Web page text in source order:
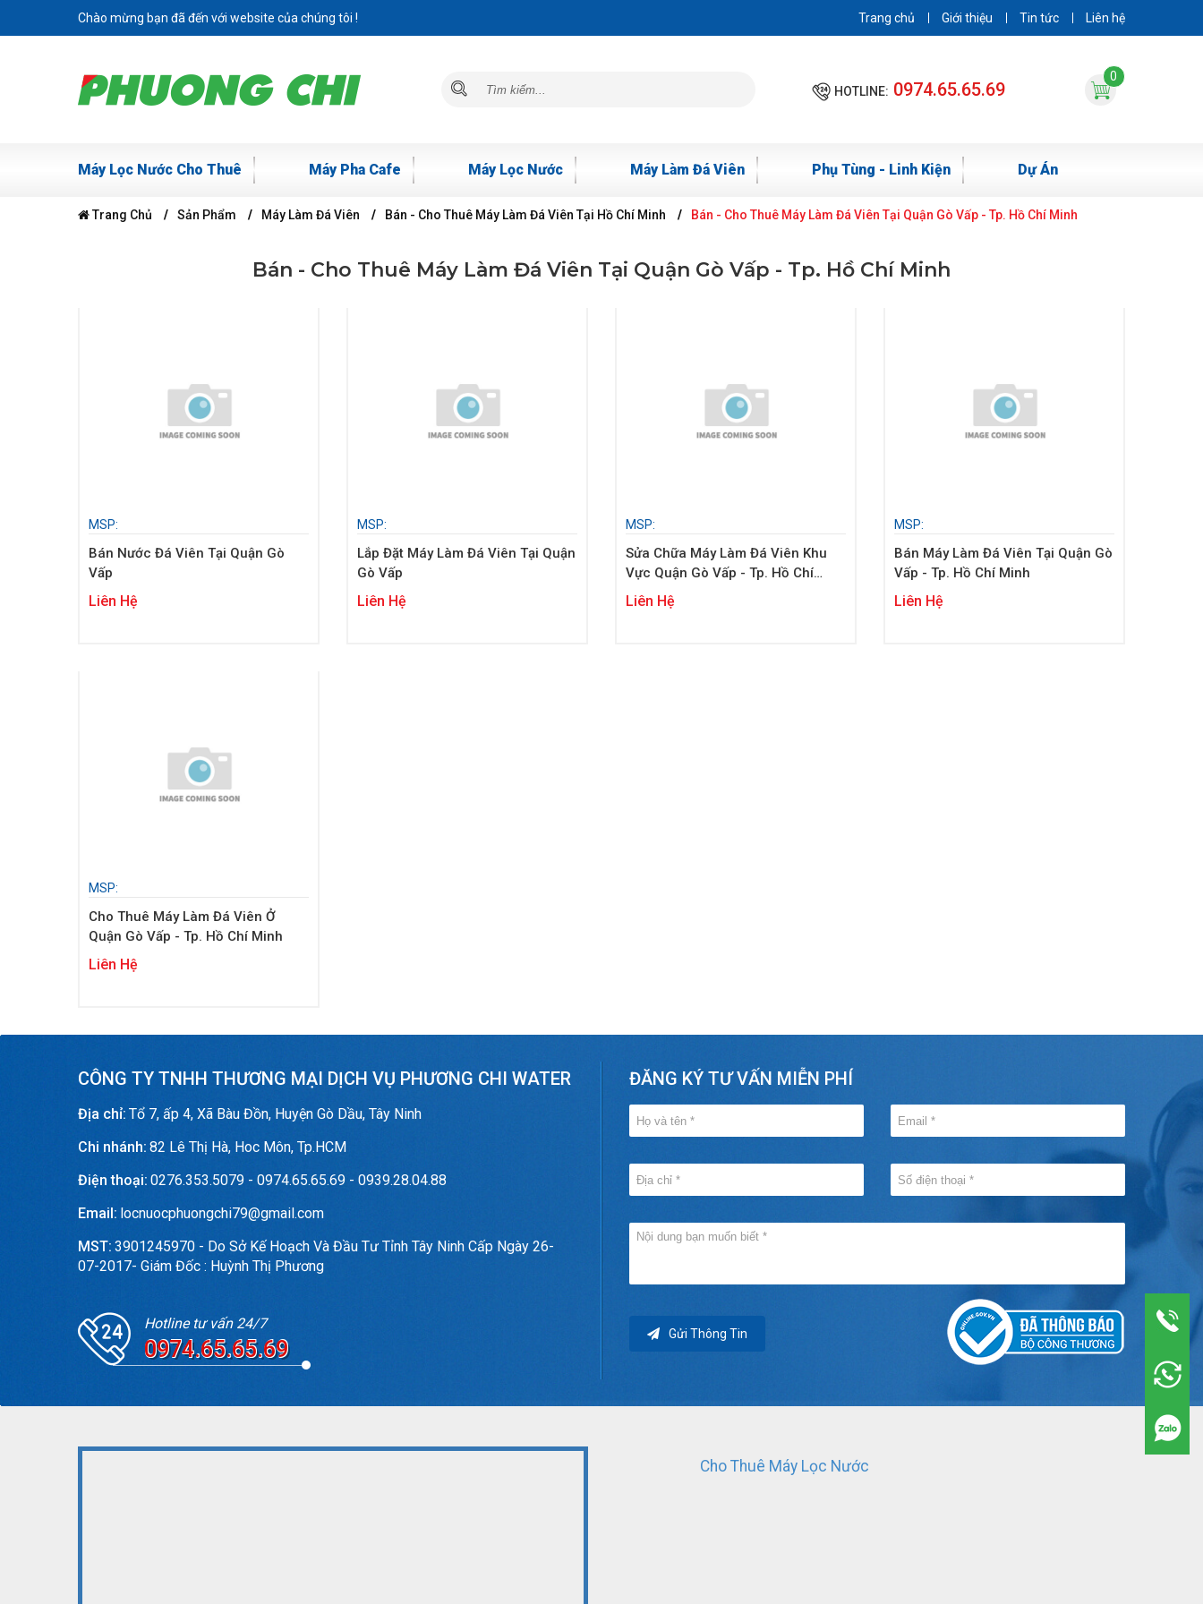
Chào mừng bạn đã đến với website của chúng tôi ! Trang chủ Giới thiệu Tin tức Liên hệ
HOTLINE: 0974.65.65.69
0
Máy Lọc Nước Cho Thuê Máy Pha Cafe Máy Lọc Nước Máy Làm Đá Viên Phụ Tùng - Linh Kiện Dự Án
Trang Chủ Sản Phẩm Máy Làm Đá Viên Bán - Cho Thuê Máy Làm Đá Viên Tại Hồ Chí Minh Bán - Cho Thuê Máy Làm Đá Viên Tại Quận Gò Vấp - Tp. Hồ Chí Minh
Bán - Cho Thuê Máy Làm Đá Viên Tại Quận Gò Vấp - Tp. Hồ Chí Minh
MSP:
Bán Nước Đá Viên Tại Quận Gò
Vấp
Liên Hệ
MSP:
Lắp Đặt Máy Làm Đá Viên Tại Quận
Gò Vấp
Liên Hệ
MSP:
Sửa Chữa Máy Làm Đá Viên Khu
Vực Quận Gò Vấp - Tp. Hồ Chí
Minh
Liên Hệ
MSP:
Bán Máy Làm Đá Viên Tại Quận Gò
Vấp - Tp. Hồ Chí Minh
Liên Hệ
MSP:
Cho Thuê Máy Làm Đá Viên Ở
Quận Gò Vấp - Tp. Hồ Chí Minh
Liên Hệ
CÔNG TY TNHH THƯƠNG MẠI DỊCH VỤ PHƯƠNG CHI WATER
Địa chỉ: Tổ 7, ấp 4, Xã Bàu Đồn, Huyện Gò Dầu, Tây Ninh
Chi nhánh: 82 Lê Thị Hà, Hoc Môn, Tp.HCM
Điện thoại: 0276.353.5079 - 0974.65.65.69 - 0939.28.04.88
Email: locnuocphuongchi79@gmail.com
MST: 3901245970 - Do Sở Kế Hoạch Và Đầu Tư Tỉnh Tây Ninh Cấp Ngày 26-
07-2017- Giám Đốc : Huỳnh Thị Phương
Hotline tư vấn 24/7
0974.65.65.69
ĐĂNG KÝ TƯ VẤN MIỄN PHÍ
Gửi Thông Tin
Cho Thuê Máy Lọc Nước